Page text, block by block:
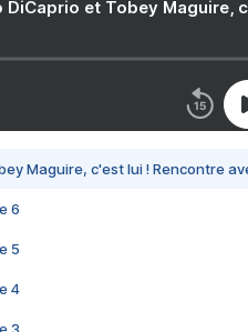
DiCaprio et Tobey Maguire,
Maguire, c'est lui ! Rencontre
6
5
4